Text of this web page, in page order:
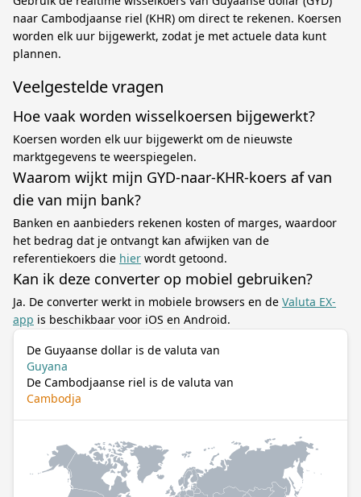
naar Cambodjaanse riel (KHR) om direct te rekenen. Koersen
worden elk uur bijgewerkt, zodat je met actuele data kunt
plannen.
Veelgestelde vragen
Hoe vaak worden wisselkoersen bijgewerkt?
Koersen worden elk uur bijgewerkt om de nieuwste
marktgegevens te weerspiegelen.
Waarom wijkt mijn GYD-naar-KHR-koers af van
die van mijn bank?
Banken en aanbieders rekenen kosten of marges, waardoor
het bedrag dat je ontvangt kan afwijken van de
referentiekoers die hier wordt getoond.
Kan ik deze converter op mobiel gebruiken?
Ja. De converter werkt in mobiele browsers en de Valuta EX-
app is beschikbaar voor iOS en Android.
De Guyaanse dollar is de valuta van
Guyana
De Cambodjaanse riel is de valuta van
Cambodja